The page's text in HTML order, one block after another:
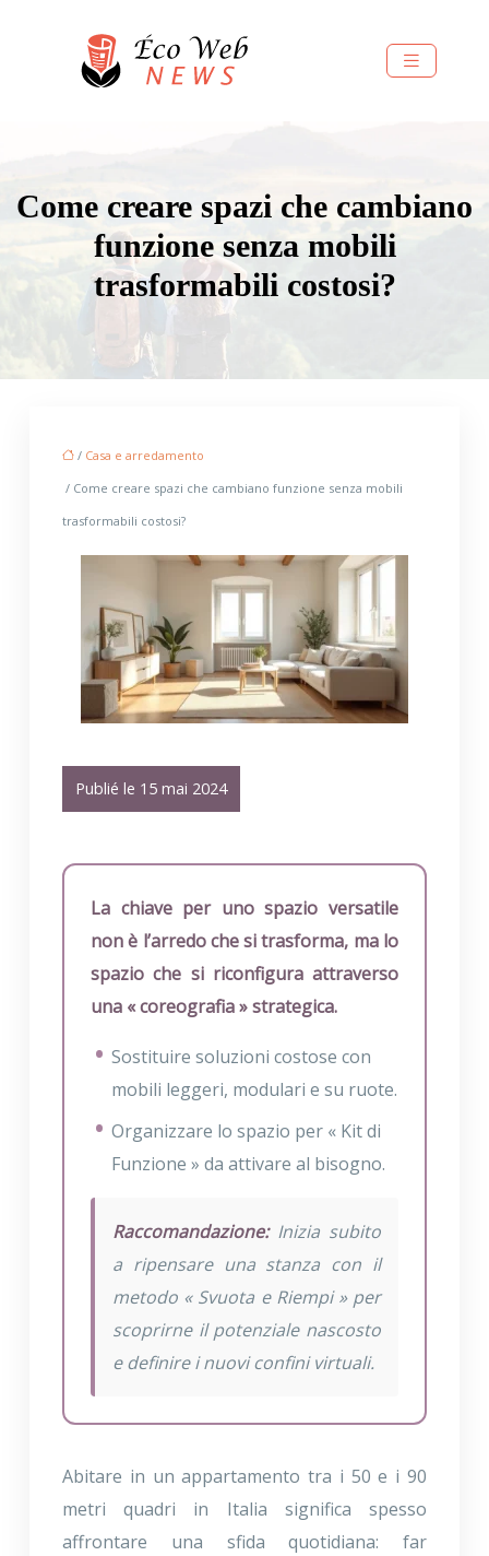
Come creare spazi che cambiano
funzione senza mobili
trasformabili costosi?
/ Casa e arredamento
/ Come creare spazi che cambiano funzione senza mobili
trasformabili costosi?
Publié le 15 mai 2024
La chiave per uno spazio versatile
non è l’arredo che si trasforma, ma lo
spazio che si riconfigura attraverso
una « coreografia » strategica.
Sostituire soluzioni costose con
mobili leggeri, modulari e su ruote.
Organizzare lo spazio per « Kit di
Funzione » da attivare al bisogno.
Raccomandazione:Inizia subito
a ripensare una stanza con il
metodo « Svuota e Riempi » per
scoprirne il potenziale nascosto
e definire i nuovi confini virtuali.
Abitare in un appartamento tra i 50 e i 90
metri quadri in Italia significa spesso
affrontare una sfida quotidiana: far